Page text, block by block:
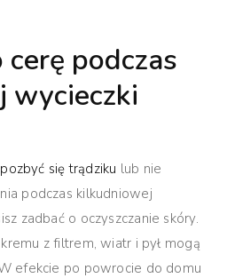
cerę podczas
wycieczki
się trądziku lub nie
podczas kilkudniowej
zadbać o oczyszczanie skóry.
z filtrem, wiatr i pył mogą
efekcie po powrocie do domu